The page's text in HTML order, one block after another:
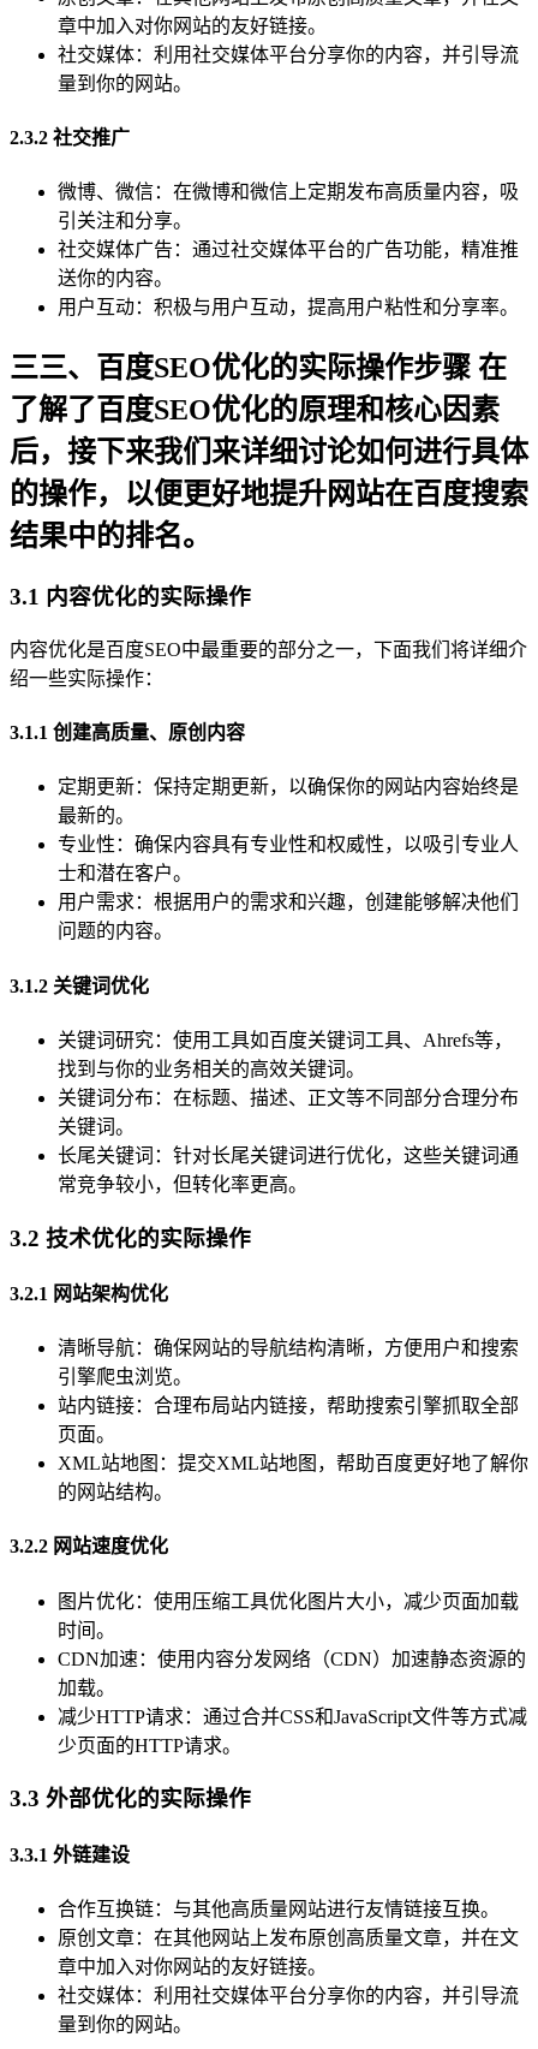
章中加入对你网站的友好链接。
社交媒体：利用社交媒体平台分享你的内容，并引导流
量到你的网站。
2.3.2 社交推广
微博、微信：在微博和微信上定期发布高质量内容，吸
引关注和分享。
社交媒体广告：通过社交媒体平台的广告功能，精准推
送你的内容。
用户互动：积极与用户互动，提高用户粘性和分享率。
三三、百度SEO优化的实际操作步骤 在
了解了百度SEO优化的原理和核心因素
后，接下来我们来详细讨论如何进行具体
的操作，以便更好地提升网站在百度搜索
结果中的排名。
3.1 内容优化的实际操作
内容优化是百度SEO中最重要的部分之一，下面我们将详细介
绍一些实际操作：
3.1.1 创建高质量、原创内容
定期更新：保持定期更新，以确保你的网站内容始终是
最新的。
专业性：确保内容具有专业性和权威性，以吸引专业人
士和潜在客户。
用户需求：根据用户的需求和兴趣，创建能够解决他们
问题的内容。
3.1.2 关键词优化
关键词研究：使用工具如百度关键词工具、Ahrefs等，
找到与你的业务相关的高效关键词。
关键词分布：在标题、描述、正文等不同部分合理分布
关键词。
长尾关键词：针对长尾关键词进行优化，这些关键词通
常竞争较小，但转化率更高。
3.2 技术优化的实际操作
3.2.1 网站架构优化
清晰导航：确保网站的导航结构清晰，方便用户和搜索
引擎爬虫浏览。
站内链接：合理布局站内链接，帮助搜索引擎抓取全部
页面。
XML站地图：提交XML站地图，帮助百度更好地了解你
的网站结构。
3.2.2 网站速度优化
图片优化：使用压缩工具优化图片大小，减少页面加载
时间。
CDN加速：使用内容分发网络（CDN）加速静态资源的
加载。
减少HTTP请求：通过合并CSS和JavaScript文件等方式减
少页面的HTTP请求。
3.3 外部优化的实际操作
3.3.1 外链建设
合作互换链：与其他高质量网站进行友情链接互换。
原创文章：在其他网站上发布原创高质量文章，并在文
章中加入对你网站的友好链接。
社交媒体：利用社交媒体平台分享你的内容，并引导流
量到你的网站。